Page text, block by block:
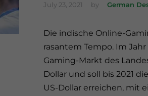
July 23, 2021 by German
Die indische Online-
rasantem Tempo. Im
Gaming-Markt des
Dollar und soll bis 2021
US-Dollar erreichen, mit